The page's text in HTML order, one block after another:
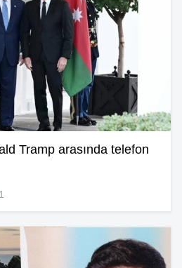
Tramp arasında telefon